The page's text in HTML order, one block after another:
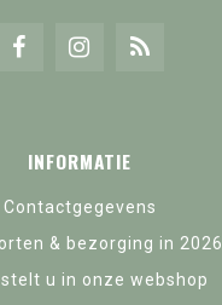
INFORMATIE
Contactgegevens
& bezorging in 2026
u in onze webshop